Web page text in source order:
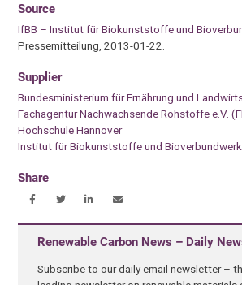
Source
IfBB – Institut für Biokunststoffe und
Pressemitteilung, 2013-01-22.
Supplier
Bundesministerium für Ernährung und
Fachagentur Nachwachsende Rohstoffe e.V.
Hochschule Hannover
Institut für Biokunststoffe und
Share
Renewable Carbon News – Daily
Subscribe to our daily email newsletter –